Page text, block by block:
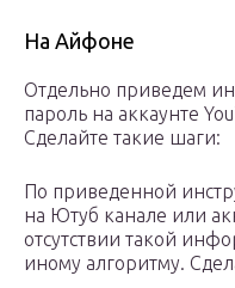
На Айфоне
Отдельно приведем
пароль на аккаунте
Сделайте такие шаги:
По приведенной
на Ютуб канале или
отсутствии такой
иному алгоритму.